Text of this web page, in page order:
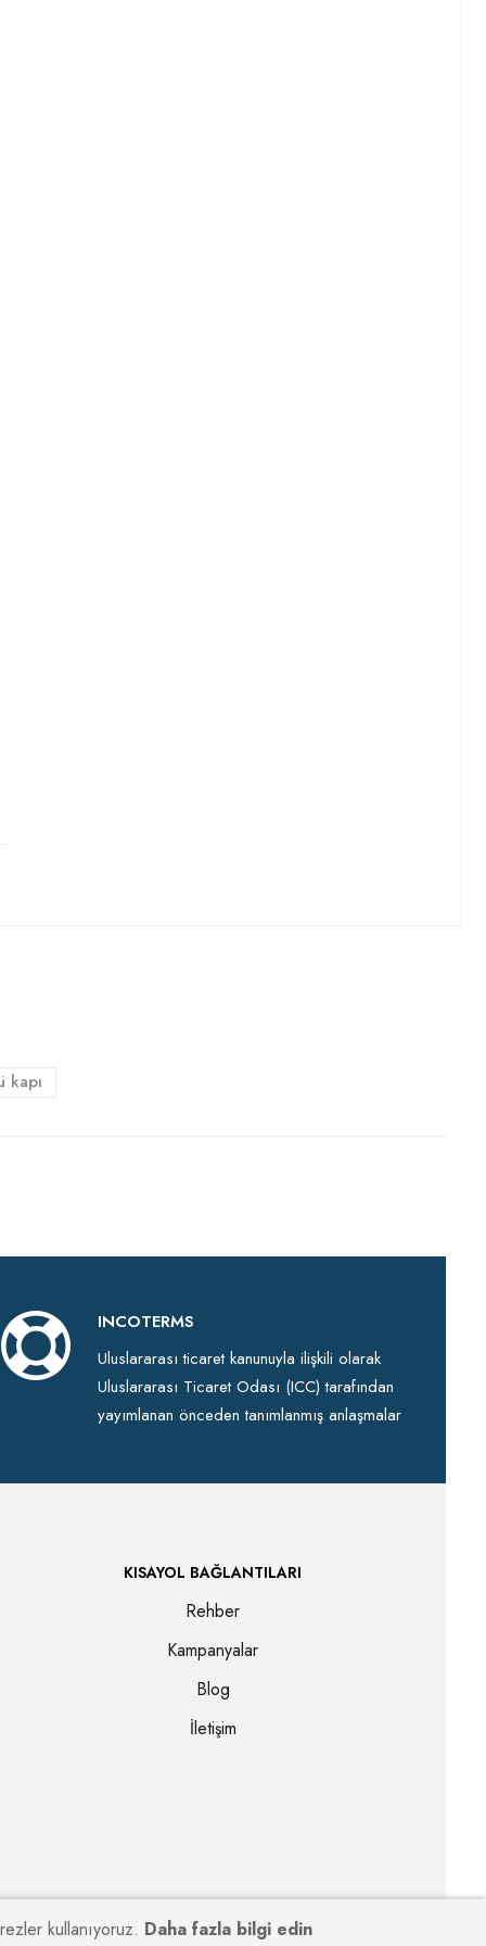
kapı
INCOTERMS
Uluslararası ticaret kanunuyla ilişkili olarak
Uluslararası Ticaret Odası (ICC) tarafından
yayımlanan önceden tanımlanmış anlaşmalar
KISAYOL BAĞLANTILARI
Rehber
Kampanyalar
Blog
İletişim
kullanıyoruz. Daha fazla bilgi edin